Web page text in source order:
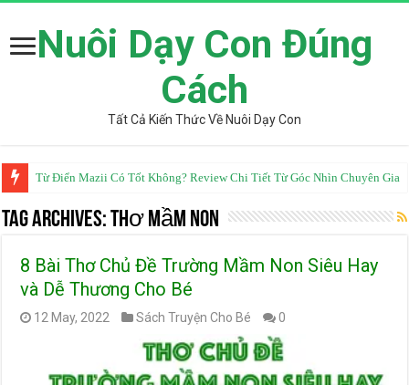
Nuôi Dạy Con Đúng
Cách
Tất Cả Kiến Thức Về Nuôi Dạy Con
Từ Điển Mazii Có Tốt Không? Review Chi Tiết Từ Góc Nhìn Chuyên Gia
Tag Archives:thơ mầm non
8 Bài Thơ Chủ Đề Trường Mầm Non Siêu Hay
và Dễ Thương Cho Bé
12 May, 2022 Sách Truyện Cho Bé 0